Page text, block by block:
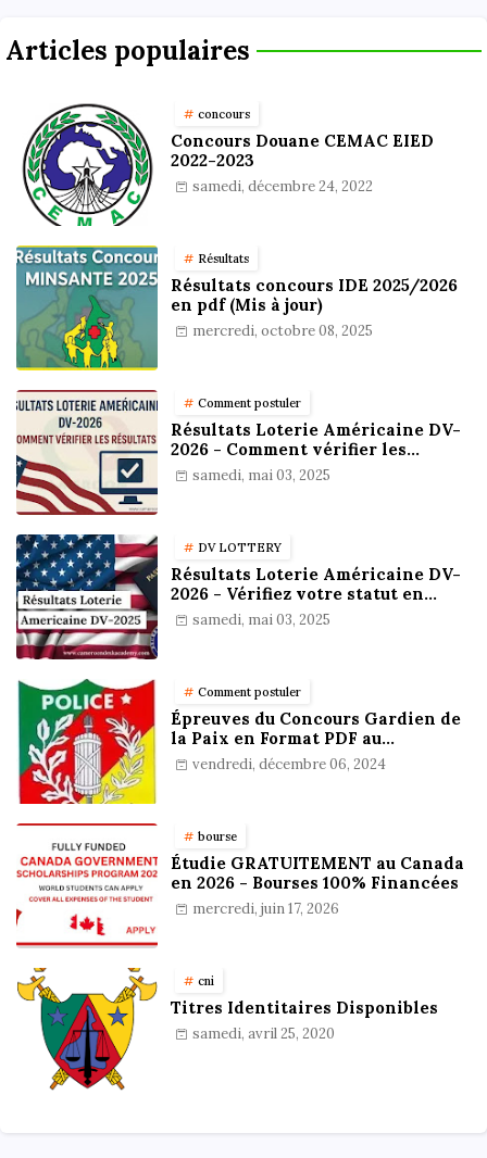
Articles populaires
concours
Concours Douane CEMAC EIED
2022-2023
samedi, décembre 24, 2022
Résultats
Résultats concours IDE 2025/2026
en pdf (Mis à jour)
mercredi, octobre 08, 2025
Comment postuler
Résultats Loterie Américaine DV-
2026 - Comment vérifier les
résultats
samedi, mai 03, 2025
DV LOTTERY
Résultats Loterie Américaine DV-
2026 - Vérifiez votre statut en
ligne !
samedi, mai 03, 2025
Comment postuler
Épreuves du Concours Gardien de
la Paix en Format PDF au
Cameroun : Stratégies,
Préparation et Astuces pour
vendredi, décembre 06, 2024
bourse
Étudie GRATUITEMENT au Canada
en 2026 - Bourses 100% Financées
mercredi, juin 17, 2026
cni
Titres Identitaires Disponibles
samedi, avril 25, 2020